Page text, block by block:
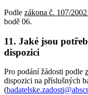
Podle zákona č. 107/2002
bodě 06.
11. Jaké jsou
dispozici
Pro podání žádosti podle
dispozici na příslušných
(